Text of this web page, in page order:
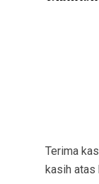
Terima
kasih atas